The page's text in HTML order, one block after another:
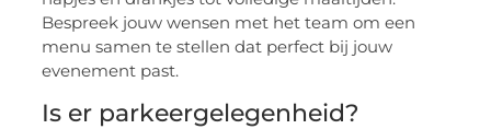
Bespreek jouw wensen met het team om een
menu samen te stellen dat perfect bij jouw
evenement past.
Is er parkeergelegenheid?